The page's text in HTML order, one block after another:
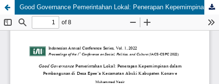
Good Governance Pemerintahan Lokal: Penerapan Kepemimpinan dalam Pembangunan di Desa Epee’a Kecamatan Abuki Kabupaten Konawe